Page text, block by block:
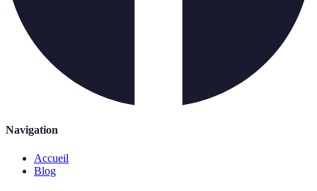
Navigation
Accueil
Blog